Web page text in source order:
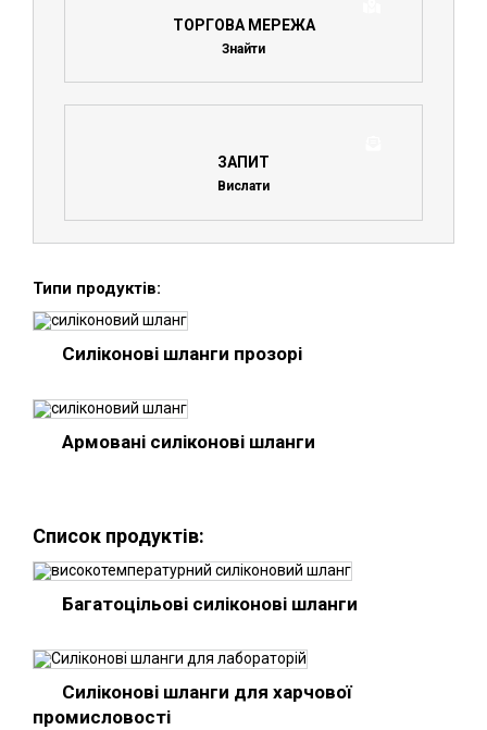
ТОРГОВА МЕРЕЖА
Знайти
ЗАПИТ
Вислати
Типи продуктів:
Силіконові шланги прозорі
Армовані силіконові шланги
Список продуктів:
Багатоцільові силіконові шланги
Силіконові шланги для харчової
промисловості